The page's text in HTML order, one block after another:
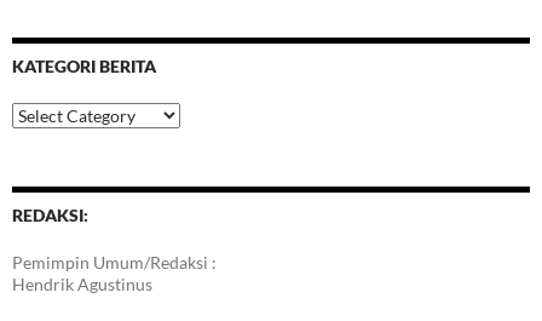
KATEGORI BERITA
Kategori
Berita
REDAKSI:
Pemimpin Umum/Redaksi :
Hendrik Agustinus